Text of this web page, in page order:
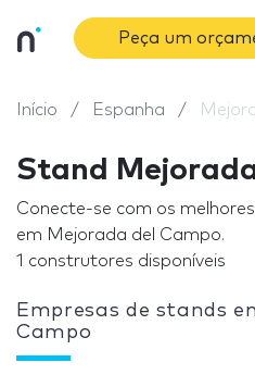
Peça um
Início Espanha
Stand
Conecte-se com os
em Mejorada del Campo.
1 construtores disponíveis
Empresas de stands
Campo